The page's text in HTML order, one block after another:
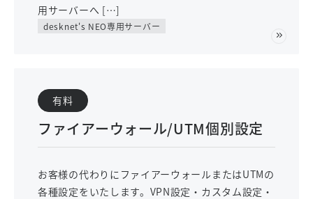
用サーバーへ […]
desknet's NEO専用サーバー
有料
ファイアーウォール/UTM個別設定
お客様の代わりにファイアーウォールまたはUTMの
各種設定をいたします。VPN設定・カスタム設定・